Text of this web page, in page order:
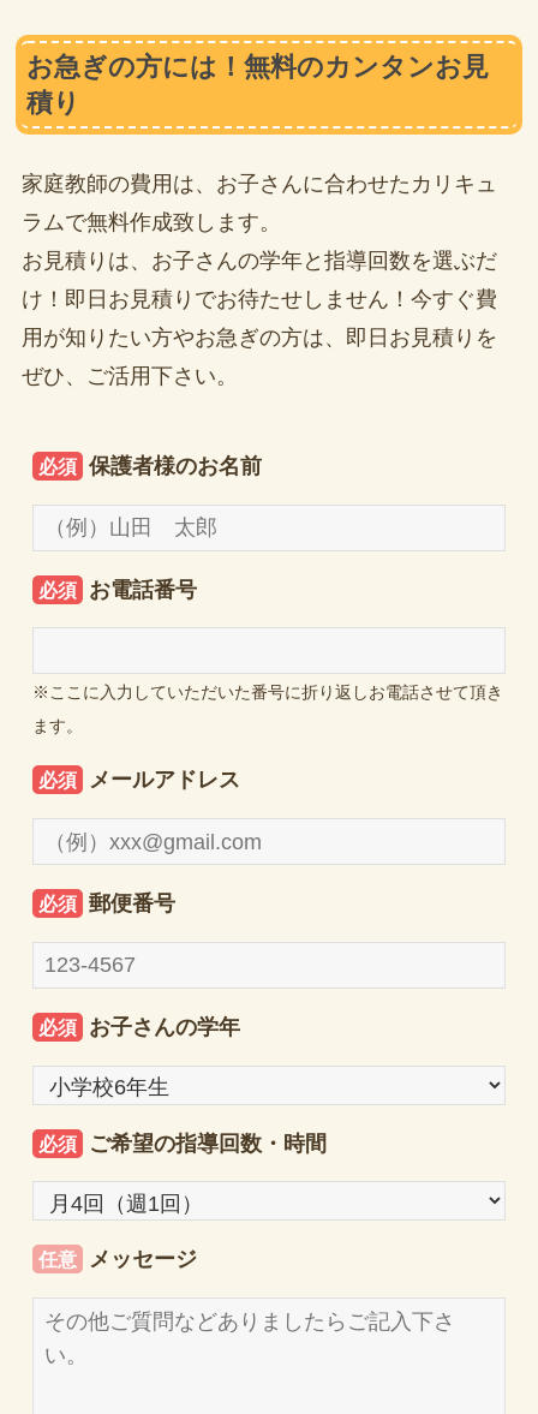
お急ぎの方には！無料のカンタンお見
積り
家庭教師の費用は、お子さんに合わせたカリキュ
ラムで無料作成致します。
お見積りは、お子さんの学年と指導回数を選ぶだ
け！即日お見積りでお待たせしません！今すぐ費
用が知りたい方やお急ぎの方は、即日お見積りを
ぜひ、ご活用下さい。
必須 保護者様のお名前
必須 お電話番号
※ここに入力していただいた番号に折り返しお電話させて頂き
ます。
必須 メールアドレス
必須 郵便番号
必須 お子さんの学年
必須 ご希望の指導回数・時間
任意 メッセージ